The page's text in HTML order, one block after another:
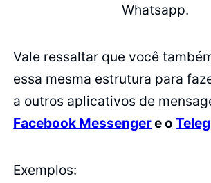
Whatsapp.
Vale ressaltar que você
essa mesma estrutura para
a outros aplicativos de
Facebook Messengere o
Exemplos: